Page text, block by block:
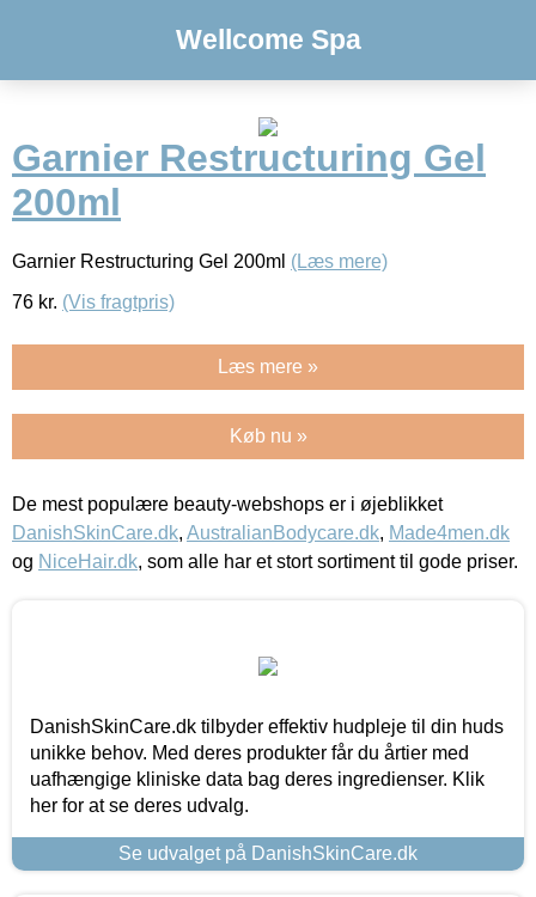
Wellcome Spa
Garnier Restructuring Gel
200ml
Garnier Restructuring Gel 200ml (Læs mere)
76 kr. (Vis fragtpris)
Læs mere »
Køb nu »
De mest populære beauty-webshops er i øjeblikket
DanishSkinCare.dk, AustralianBodycare.dk, Made4men.dk
og NiceHair.dk, som alle har et stort sortiment til gode priser.
DanishSkinCare.dk tilbyder effektiv hudpleje til din huds
unikke behov. Med deres produkter får du årtier med
uafhængige kliniske data bag deres ingredienser. Klik
her for at se deres udvalg.
Se udvalget på DanishSkinCare.dk